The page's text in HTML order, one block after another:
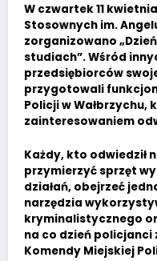
W czwartek 11
Stosownych im.
zorganizowano
studiach”. Wśród
przedsiębiorców
przygotowali
Policji w Wałbrzychu,
zainteresowaniem
Każdy, kto odwiedził
przymierzyć sprzęt
działań, obejrzeć
narzędzia
kryminalistycznego
na co dzień policjanci
Komendy Miejskiej